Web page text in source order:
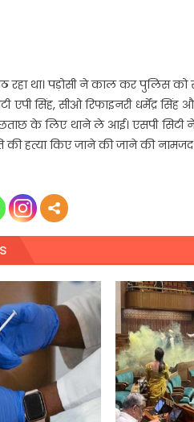
रहा था। पड़ोसी ने काल कर पुलिस
एपी सिंह, सीओ रिफाइनरी धर्मेंद्र
के लिए थाने ले आई। एसपी सिटी
हत्या किए जाने की जाने की नामजद